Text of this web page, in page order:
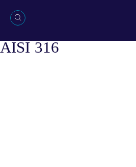
Μονομπλόκ
γεωτρήσεων 6
AISI 316